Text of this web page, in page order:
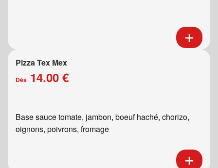
Pizza Tex Mex
Dès 14.00 €
Base sauce tomate, jambon, boeuf haché, chorizo,
oignons, poivrons, fromage